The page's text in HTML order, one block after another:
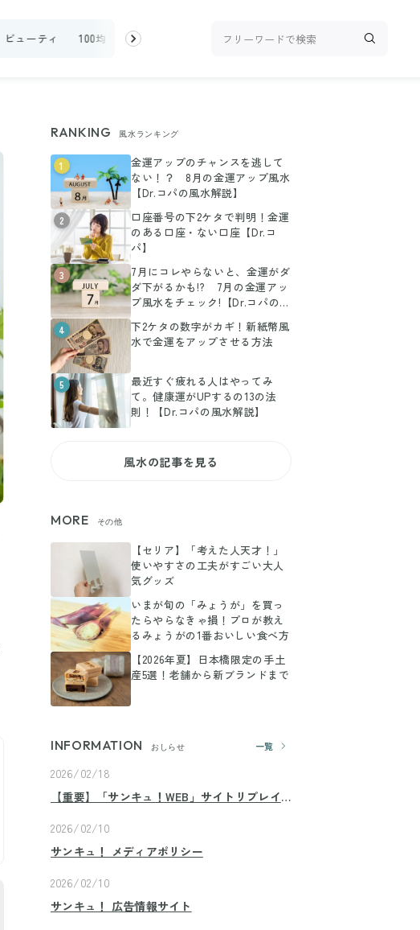
ビューティ 100均・雑貨 料理レシピ 話題
RANKING 風水ランキング
1
金運アップのチャンスを逃して
ない！？ 8月の金運アップ風水
【Dr.コパの風水解説】
2
口座番号の下2ケタで判明！金運
のある口座・ない口座【Dr.コ
パ】
3
7月にコレやらないと、金運がダ
ダ下がるかも!? 7月の金運アッ
プ風水をチェック!【Dr.コパの風
4
下2ケタの数字がカギ！新紙幣風
水で金運をアップさせる方法
5
最近すぐ疲れる人はやってみ
て。健康運がUPするの13の法
則！【Dr.コパの風水解説】
風水の記事を見る
MORE その他
【セリア】「考えた人天才！」
使いやすさの工夫がすごい大人
気グッズ
いまが旬の「みょうが」を買っ
たらやらなきゃ損！プロが教え
るみょうがの1番おいしい食べ方
【2026年夏】日本橋限定の手土
産5選！老舗から新ブランドまで
INFORMATION おしらせ 一覧
2026/02/18
【重要】「サンキュ！WEB」サイトリプレイ
2026/02/10
サンキュ！ メディアポリシー
2026/02/10
サンキュ！ 広告情報サイト